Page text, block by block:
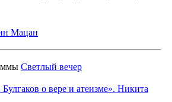
Мацан
Светлый вечер
о вере и атеизме». Никита